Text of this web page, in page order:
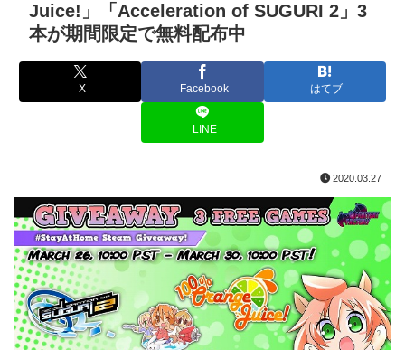
Juice!」「Acceleration of SUGURI 2」3
本が期間限定で無料配布中
X Facebook はてブ
LINE
2020.03.27